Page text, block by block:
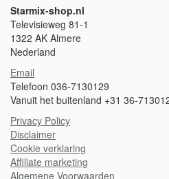
Starmix-shop.nl
Televisieweg 81-1
1322 AK Almere
Nederland
Email
Telefoon 036-7130129
Vanuit het buitenland +31 36-
Privacy Policy
Disclaimer
Cookie verklaring
Affiliate marketing
Algemene Voorwaarden